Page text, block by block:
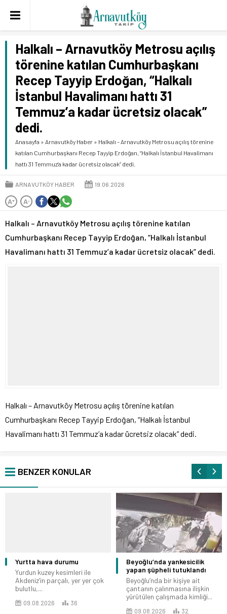
Halkalı – Arnavutköy Metrosu açılış
törenine katılan Cumhurbaşkanı
Recep Tayyip Erdoğan, “Halkalı
İstanbul Havalimanı hattı 31
Temmuz’a kadar ücretsiz olacak”
dedi.
Anasayfa » Arnavutköy Haber » Halkalı – Arnavutköy Metrosu açılış törenine
katılan Cumhurbaşkanı Recep Tayyip Erdoğan, “Halkalı İstanbul Havalimanı
hattı 31 Temmuz’a kadar ücretsiz olacak” dedi.
ARNAVUTKÖY HABER 19.06.2026
A+ A-
Halkalı – Arnavutköy Metrosu açılış törenine katılan
Cumhurbaşkanı Recep Tayyip Erdoğan, “Halkalı İstanbul
Havalimanı hattı 31 Temmuz’a kadar ücretsiz olacak” dedi.
Halkalı – Arnavutköy Metrosu açılış törenine katılan
Cumhurbaşkanı Recep Tayyip Erdoğan, “Halkalı İstanbul
Havalimanı hattı 31 Temmuz’a kadar ücretsiz olacak” dedi.
BENZER KONULAR
Yurtta hava durumu
Yurdun kuzey kesimleri ile
Akdeniz’in parçalı, yer yer çok
bulutlu,...
09.08.2026 36
Beyoğlu’nda yankesicilik
yapan şüpheli tutuklandı
Beyoğlu’nda bir kişiye ait
çantanın çalınmasına ilişkin
yürütülen çalışmada kimliği...
09.08.2026 32